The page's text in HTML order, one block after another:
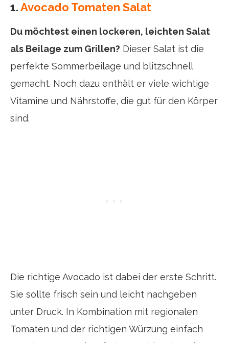
1.Avocado Tomaten Salat
Du möchtest einen lockeren, leichten Salat
als Beilage zum Grillen? Dieser Salat ist die
perfekte Sommerbeilage und blitzschnell
gemacht. Noch dazu enthält er viele wichtige
Vitamine und Nährstoffe, die gut für den Körper
sind.
Die richtige Avocado ist dabei der erste Schritt.
Sie sollte frisch sein und leicht nachgeben
unter Druck. In Kombination mit regionalen
Tomaten und der richtigen Würzung einfach